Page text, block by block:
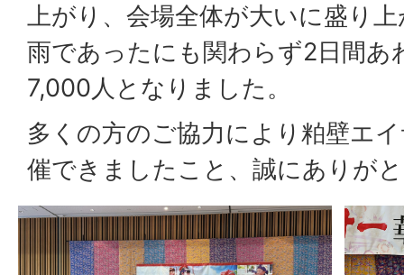
上がり、会場全体が大いに盛り
雨であったにも関わらず2日間あ
7,000人となりました。
多くの方のご協力により粕壁エ
催できましたこと、誠にありが